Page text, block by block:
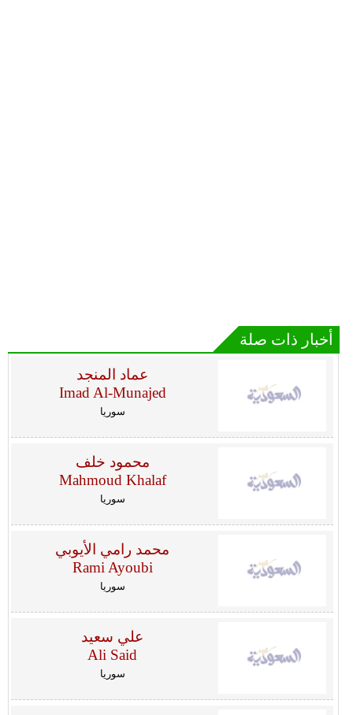
أخبار ذات صلة
عماد المنجد
Imad Al-Munajed
سوريا
محمود خلف
Mahmoud Khalaf
سوريا
محمد رامي الأيوبي
Rami Ayoubi
سوريا
علي سعيد
Ali Said
سوريا